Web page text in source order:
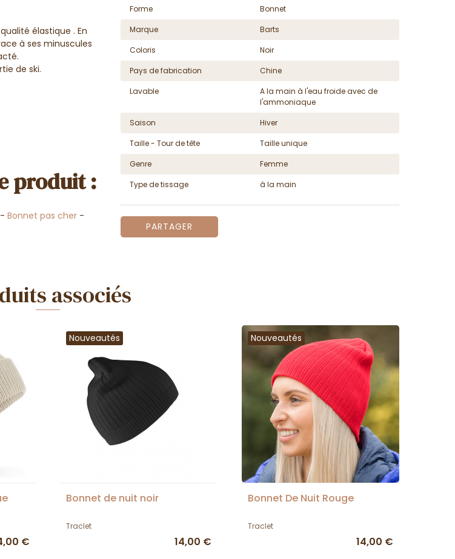
élastique . En
à ses minuscules
de ski.
produit :
- Bonnet pas cher-
Forme
Bonnet
Marque
Barts
Coloris
Noir
Pays de fabrication
Chine
Lavable
A la main à l'eau froide avec de
l'ammoniaque
Saison
Hiver
Taille - Tour de tête
Taille unique
Genre
Femme
Type de tissage
à la main
PARTAGER
associés
€
Nouveautés
Bonnet de nuit noir
Traclet
14,00 €
Nouveautés
Bonnet De Nuit Rouge
Traclet
14,00 €